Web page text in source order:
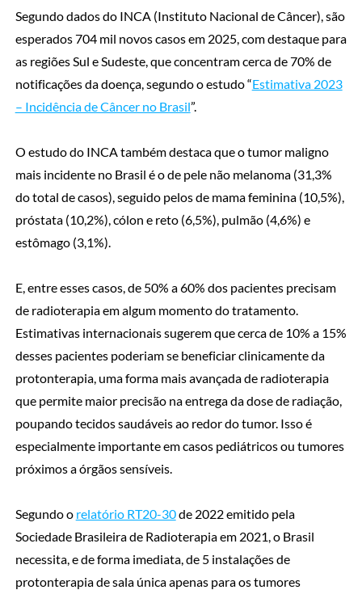
Segundo dados do INCA (Instituto Nacional de Câncer), são
esperados 704 mil novos casos em 2025, com destaque para
as regiões Sul e Sudeste, que concentram cerca de 70% de
notificações da doença, segundo o estudo “Estimativa 2023
– Incidência de Câncer no Brasil”.
O estudo do INCA também destaca que o tumor maligno
mais incidente no Brasil é o de pele não melanoma (31,3%
do total de casos), seguido pelos de mama feminina (10,5%),
próstata (10,2%), cólon e reto (6,5%), pulmão (4,6%) e
estômago (3,1%).
E, entre esses casos, de 50% a 60% dos pacientes precisam
de radioterapia em algum momento do tratamento.
Estimativas internacionais sugerem que cerca de 10% a 15%
desses pacientes poderiam se beneficiar clinicamente da
protonterapia, uma forma mais avançada de radioterapia
que permite maior precisão na entrega da dose de radiação,
poupando tecidos saudáveis ao redor do tumor. Isso é
especialmente importante em casos pediátricos ou tumores
próximos a órgãos sensíveis.
Segundo o relatório RT20-30de 2022 emitido pela
Sociedade Brasileira de Radioterapia em 2021, o Brasil
necessita, e de forma imediata, de 5 instalações de
protonterapia de sala única apenas para os tumores